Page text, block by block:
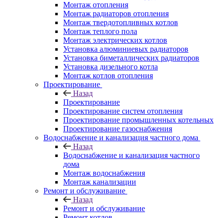
Монтаж отопления
Монтаж радиаторов отопления
Монтаж твердотопливных котлов
Монтаж теплого пола
Монтаж электрических котлов
Установка алюминиевых радиаторов
Установка биметаллических радиаторов
Установка дизельного котла
Монтаж котлов отопления
Проектирование
Назад
Проектирование
Проектирование систем отопления
Проектирование промышленных котельных
Проектирование газоснабжения
Водоснабжение и канализация частного дома
Назад
Водоснабжение и канализация частного
дома
Монтаж водоснабжения
Монтаж канализации
Ремонт и обслуживание
Назад
Ремонт и обслуживание